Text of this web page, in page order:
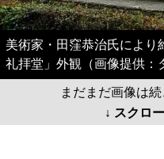
美術家・田窪恭治氏により
礼拝堂」外観（画像提供：
まだまだ画像は
↓ スクロ